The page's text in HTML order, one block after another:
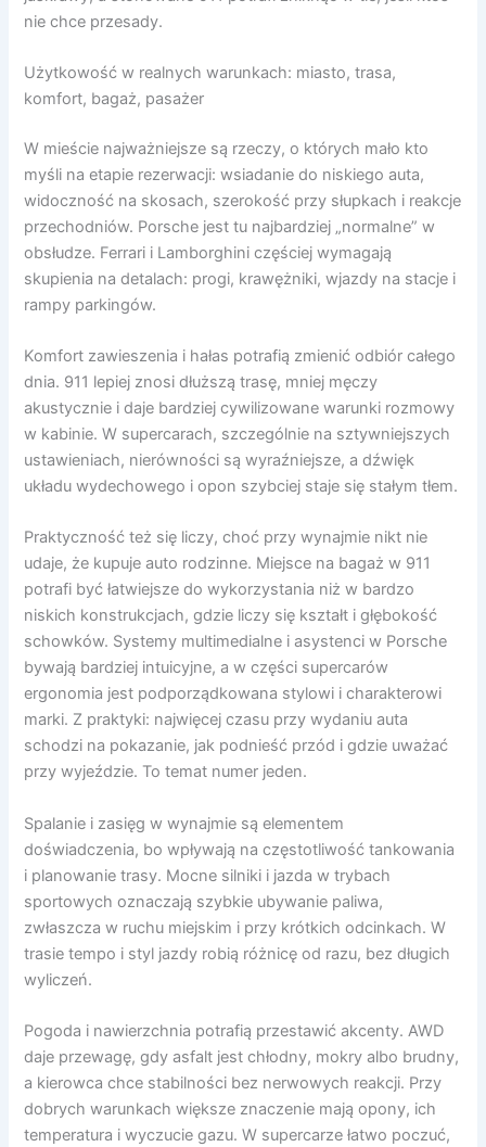
nie chce przesady.
Użytkowość w realnych warunkach: miasto, trasa,
komfort, bagaż, pasażer
W mieście najważniejsze są rzeczy, o których mało kto
myśli na etapie rezerwacji: wsiadanie do niskiego auta,
widoczność na skosach, szerokość przy słupkach i reakcje
przechodniów. Porsche jest tu najbardziej „normalne” w
obsłudze. Ferrari i Lamborghini częściej wymagają
skupienia na detalach: progi, krawężniki, wjazdy na stacje i
rampy parkingów.
Komfort zawieszenia i hałas potrafią zmienić odbiór całego
dnia. 911 lepiej znosi dłuższą trasę, mniej męczy
akustycznie i daje bardziej cywilizowane warunki rozmowy
w kabinie. W supercarach, szczególnie na sztywniejszych
ustawieniach, nierówności są wyraźniejsze, a dźwięk
układu wydechowego i opon szybciej staje się stałym tłem.
Praktyczność też się liczy, choć przy wynajmie nikt nie
udaje, że kupuje auto rodzinne. Miejsce na bagaż w 911
potrafi być łatwiejsze do wykorzystania niż w bardzo
niskich konstrukcjach, gdzie liczy się kształt i głębokość
schowków. Systemy multimedialne i asystenci w Porsche
bywają bardziej intuicyjne, a w części supercarów
ergonomia jest podporządkowana stylowi i charakterowi
marki. Z praktyki: najwięcej czasu przy wydaniu auta
schodzi na pokazanie, jak podnieść przód i gdzie uważać
przy wyjeździe. To temat numer jeden.
Spalanie i zasięg w wynajmie są elementem
doświadczenia, bo wpływają na częstotliwość tankowania
i planowanie trasy. Mocne silniki i jazda w trybach
sportowych oznaczają szybkie ubywanie paliwa,
zwłaszcza w ruchu miejskim i przy krótkich odcinkach. W
trasie tempo i styl jazdy robią różnicę od razu, bez długich
wyliczeń.
Pogoda i nawierzchnia potrafią przestawić akcenty. AWD
daje przewagę, gdy asfalt jest chłodny, mokry albo brudny,
a kierowca chce stabilności bez nerwowych reakcji. Przy
dobrych warunkach większe znaczenie mają opony, ich
temperatura i wyczucie gazu. W supercarze łatwo poczuć,